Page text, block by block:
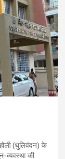
(धुलिवंदन) के
व्यवस्था की